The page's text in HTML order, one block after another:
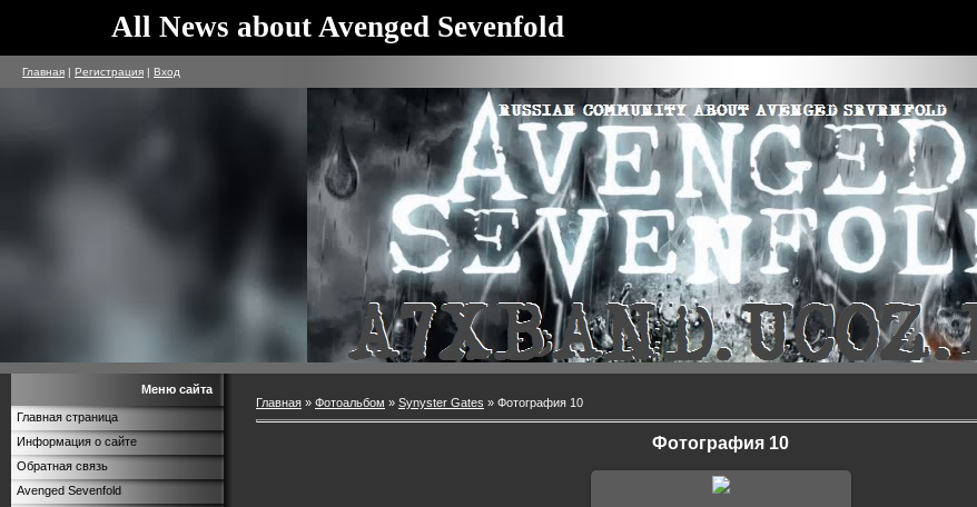
All News about Avenged Sevenfold
Главная | Регистрация | Вход
Меню сайта
Главная страница
Информация о сайте
Обратная связь
Avenged Sevenfold
Главная » Фотоальбом » Synyster Gates » Фотография 10
Фотография 10